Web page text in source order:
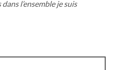
l’ensemble je suis